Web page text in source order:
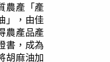
農產「產
」，由佳
農產品產
書，成為
胡麻油加